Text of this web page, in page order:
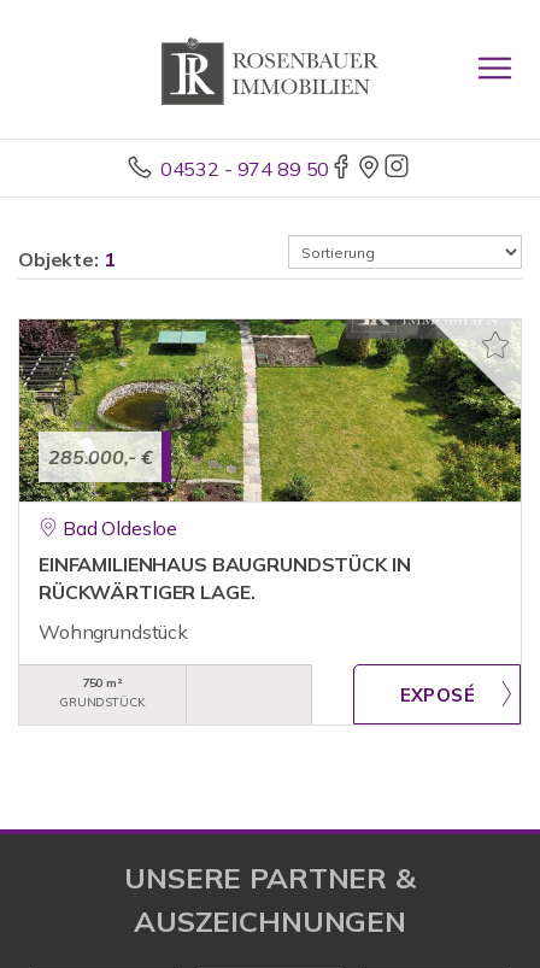
04532 - 974 89 50
Objekte: 1
285.000,- €
Bad Oldesloe
EINFAMILIENHAUS BAUGRUNDSTÜCK IN
RÜCKWÄRTIGER LAGE.
Wohngrundstück
750 m²
GRUNDSTÜCK
UNSERE PARTNER &
AUSZEICHNUNGEN